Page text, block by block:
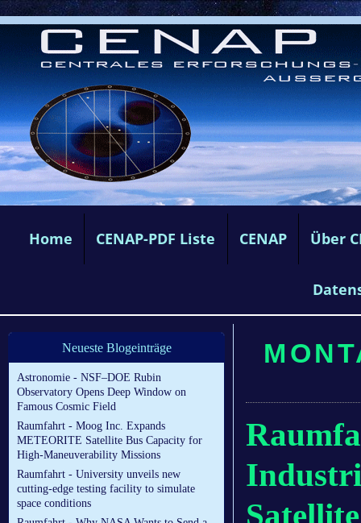
Home CENAP-PDF Liste CENAP Über
Neueste Blogeinträge
Astronomie - NSF–DOE Rubin
Observatory Opens Deep Window on
Famous Cosmic Field
Raumfahrt - Moog Inc. Expands
METEORITE Satellite Bus Capacity for
High-Maneuverability Missions
Raumfahrt - University unveils new
cutting-edge testing facility to simulate
space conditions